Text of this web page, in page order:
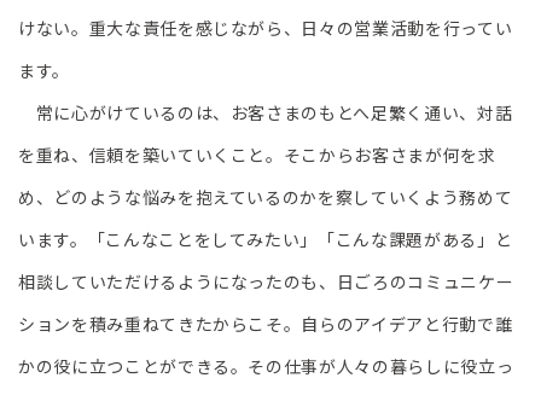
けない。重大な責任を感じながら、日々の営業活動を行ってい
ます。
常に心がけているのは、お客さまのもとへ足繁く通い、対話
を重ね、信頼を築いていくこと。そこからお客さまが何を求
め、どのような悩みを抱えているのかを察していくよう務めて
います。「こんなことをしてみたい」「こんな課題がある」と
相談していただけるようになったのも、日ごろのコミュニケー
ションを積み重ねてきたからこそ。自らのアイデアと行動で誰
かの役に立つことができる。その仕事が人々の暮らしに役立っ